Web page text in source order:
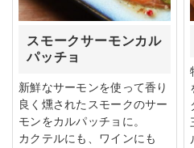
スモークサーモンカル
パッチョ
新鮮なサーモンを使って香り
良く燻されたスモークのサー
モンをカルパッチョに。
カクテルにも、ワインにも